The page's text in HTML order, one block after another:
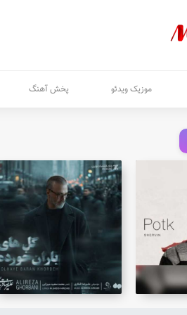
موزیک ویدئو پخش آهنگ